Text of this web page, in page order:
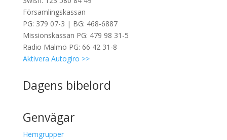
Församlingskassan
PG: 379 07-3 | BG: 468-6887
Missionskassan PG: 479 98 31-5
Radio Malmö PG: 66 42 31-8
Aktivera Autogiro >>
Dagens bibelord
Genvägar
Hemgrupper